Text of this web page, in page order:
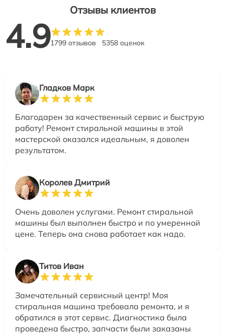
Отзывы клиентов
4.91799 отзывов 5358 оценок
Гладков Марк
Благодарен за качественный сервис и быструю
работу! Ремонт стиральной машины в этой
мастерской оказался идеальным, я доволен
результатом.
Королев Дмитрий
Очень доволен услугами. Ремонт стиральной
машины был выполнен быстро и по умеренной
цене. Теперь она снова работает как надо.
Титов Иван
Замечательный сервисный центр! Моя
стиральная машина требовала ремонта, и я
обратился в этот сервис. Диагностика была
проведена быстро, запчасти были заказаны